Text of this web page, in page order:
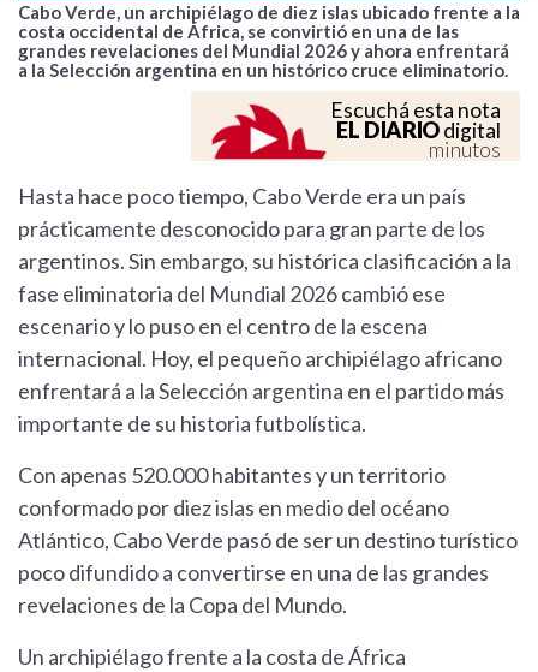
Cabo Verde, un archipiélago de diez islas ubicado frente a la
costa occidental de África, se convirtió en una de las
grandes revelaciones del Mundial 2026 y ahora enfrentará
a la Selección argentina en un histórico cruce eliminatorio.
Escuchá esta nota
EL DIARIOdigital
minutos
Hasta hace poco tiempo, Cabo Verde era un país
prácticamente desconocido para gran parte de los
argentinos. Sin embargo, su histórica clasificación a la
fase eliminatoria del Mundial 2026 cambió ese
escenario y lo puso en el centro de la escena
internacional. Hoy, el pequeño archipiélago africano
enfrentará a la Selección argentina en el partido más
importante de su historia futbolística.
Con apenas 520.000 habitantes y un territorio
conformado por diez islas en medio del océano
Atlántico, Cabo Verde pasó de ser un destino turístico
poco difundido a convertirse en una de las grandes
revelaciones de la Copa del Mundo.
Un archipiélago frente a la costa de África